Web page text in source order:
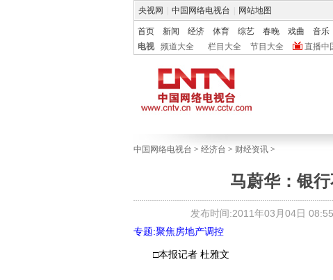
央视网 中国网络电视台 网站地图
首页 新闻 经济 体育 综艺 春晚 戏曲 音乐
电视
频道大全 栏目大全 节目大全 直播中
中国网络电视台 > 经济台 > 财经资讯 >
马蔚华：银
发布时间:2011年03月04日
专题:聚焦房地产调控
□本报记者 杜雅文